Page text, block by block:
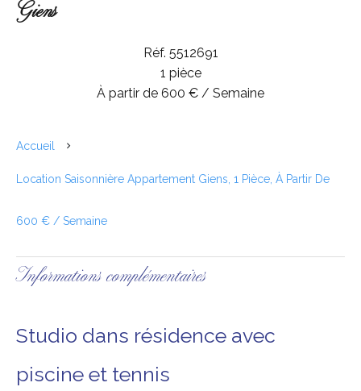
Giens
Réf. 5512691
1 pièce
À partir de 600 € / Semaine
Accueil
Location Saisonnière Appartement Giens, 1 Pièce, À Partir De
600 € / Semaine
Informations complémentaires
Studio dans résidence avec
piscine et tennis